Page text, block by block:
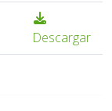
Descargar